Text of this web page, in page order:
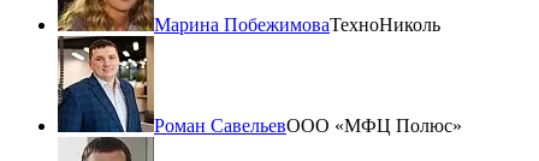
Марина ПобежимоваТехноНиколь
Роман СавельевООО «МФЦ Полюс»